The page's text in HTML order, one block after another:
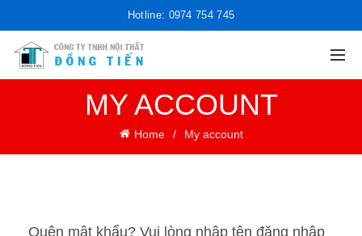
Hotline: 0974 754 745
MY ACCOUNT
Home My account
Quên mật khẩu? Vui lòng nhập tên đăng nhập